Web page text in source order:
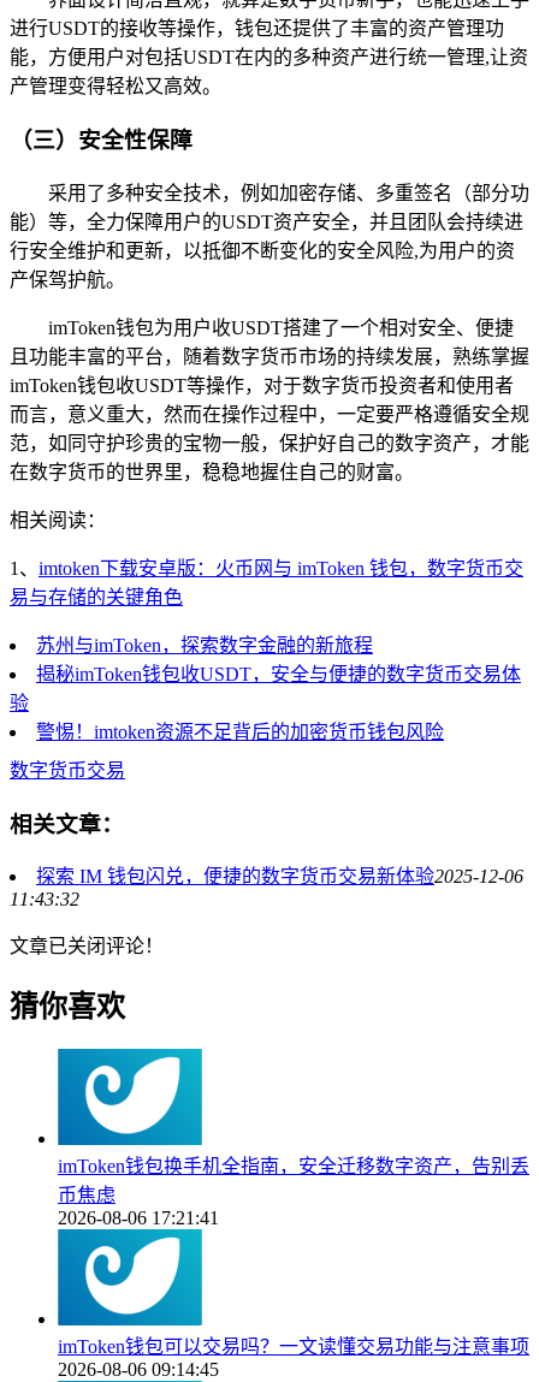
进行USDT的接收等操作，钱包还提供了丰富的资产管理功
能，方便用户对包括USDT在内的多种资产进行统一管理,让资
产管理变得轻松又高效。
（三）安全性保障
采用了多种安全技术，例如加密存储、多重签名（部分功
能）等，全力保障用户的USDT资产安全，并且团队会持续进
行安全维护和更新，以抵御不断变化的安全风险,为用户的资
产保驾护航。
imToken钱包为用户收USDT搭建了一个相对安全、便捷
且功能丰富的平台，随着数字货币市场的持续发展，熟练掌握
imToken钱包收USDT等操作，对于数字货币投资者和使用者
而言，意义重大，然而在操作过程中，一定要严格遵循安全规
范，如同守护珍贵的宝物一般，保护好自己的数字资产，才能
在数字货币的世界里，稳稳地握住自己的财富。
相关阅读：
1、 imtoken下载安卓版：火币网与 imToken 钱包，数字货币交
易与存储的关键角色
苏州与imToken，探索数字金融的新旅程
揭秘imToken钱包收USDT，安全与便捷的数字货币交易体
验
警惕！imtoken资源不足背后的加密货币钱包风险
数字货币交易
相关文章：
探索 IM 钱包闪兑，便捷的数字货币交易新体验2025-12-06
11:43:32
文章已关闭评论！
猜你喜欢
imToken钱包换手机全指南，安全迁移数字资产，告别丢
币焦虑
2026-08-06 17:21:41
imToken钱包可以交易吗？一文读懂交易功能与注意事项
2026-08-06 09:14:45